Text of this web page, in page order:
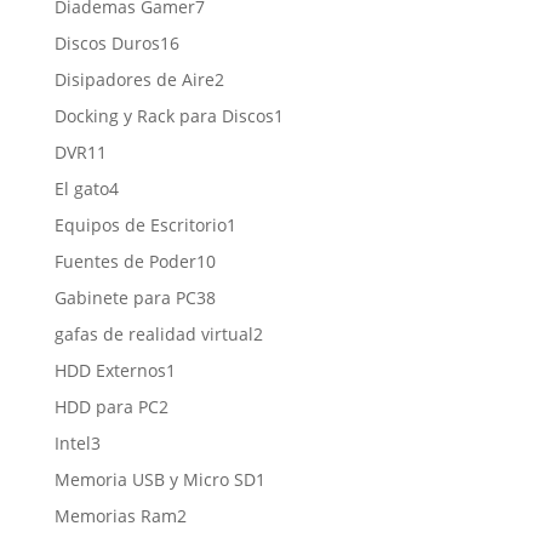
Diademas Gamer77
Discos Duros1616
productos
Disipadores de Aire22
productos
Docking y Rack para Discos1
DVR11
productos
El gato44
productos
Equipos de Escritorio1
Fuentes de Poder1010
productos
Gabinete para PC3838
productos
gafas de realidad virtual22
HDD Externos1
HDD para PC22
Intel33
productos
Memoria USB y Micro SD1
Memorias Ram22